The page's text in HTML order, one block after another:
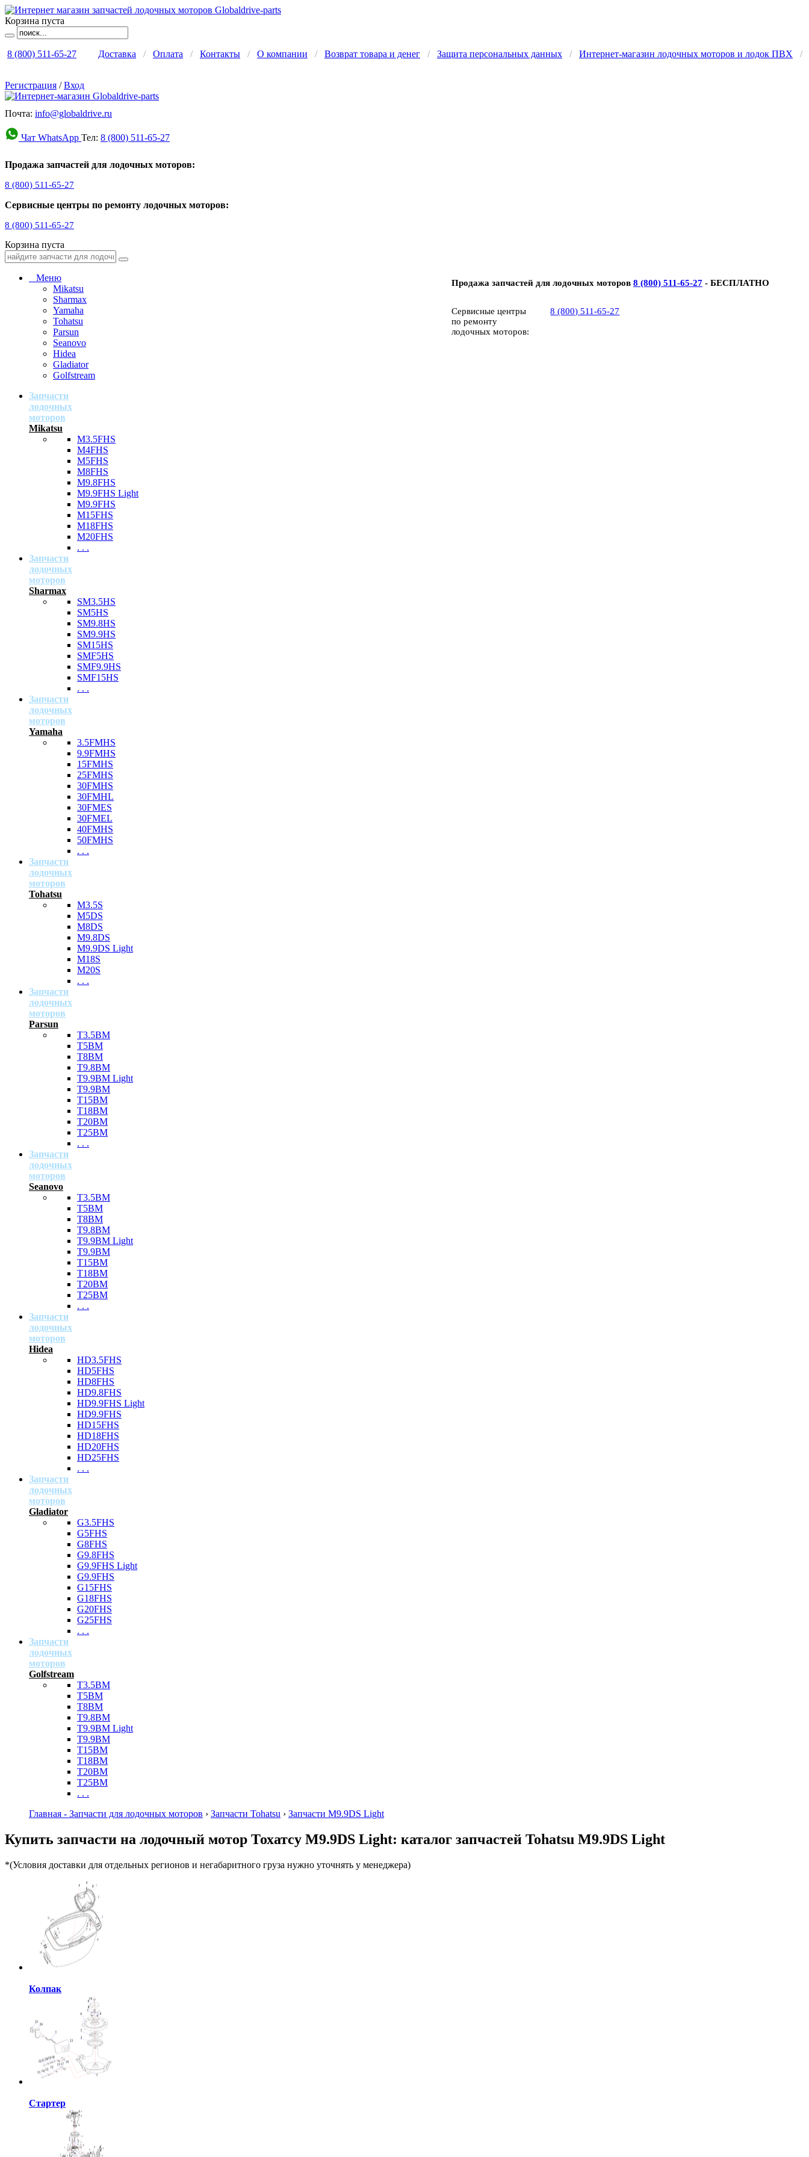
Корзина пуста
8 (800) 511-65-27 Доставка / Оплата / Контакты / О компании / Возврат товара и денег / Защита персональных данных / Интернет-магазин лодочных моторов и лодок ПВХ /
Регистрация /Вход
Почта: info@globaldrive.ru
Чат WhatsApp Тел: 8 (800) 511-65-27
Продажа запчастей для лодочных моторов:
8 (800) 511-65-27
Сервисные центры по ремонту лодочных моторов:
8 (800) 511-65-27
Корзина пуста
Продажа запчастей для лодочных моторов 8 (800) 511-65-27 - БЕСПЛАТНО
Сервисные центры
по ремонту
лодочных моторов:
8 (800) 511-65-27
Меню
Mikatsu
Sharmax
Yamaha
Tohatsu
Parsun
Seanovo
Hidea
Gladiator
Golfstream
Запчасти
лодочных
моторов
Mikatsu
M3.5FHS
M4FHS
M5FHS
M8FHS
M9.8FHS
M9.9FHS Light
M9.9FHS
M15FHS
M18FHS
M20FHS
. . .
Запчасти
лодочных
моторов
Sharmax
SM3.5HS
SM5HS
SM9.8HS
SM9.9HS
SM15HS
SMF5HS
SMF9.9HS
SMF15HS
. . .
Запчасти
лодочных
моторов
Yamaha
3.5FMHS
9.9FMHS
15FMHS
25FMHS
30FMHS
30FMHL
30FMES
30FMEL
40FMHS
50FMHS
. . .
Запчасти
лодочных
моторов
Tohatsu
M3.5S
M5DS
M8DS
M9.8DS
M9.9DS Light
M18S
M20S
. . .
Запчасти
лодочных
моторов
Parsun
T3.5BM
T5BM
T8BM
T9.8BM
T9.9BM Light
T9.9BM
T15BM
T18BM
T20BM
T25BM
. . .
Запчасти
лодочных
моторов
Seanovo
T3.5BM
T5BM
T8BM
T9.8BM
T9.9BM Light
T9.9BM
T15BM
T18BM
T20BM
T25BM
. . .
Запчасти
лодочных
моторов
Hidea
HD3.5FHS
HD5FHS
HD8FHS
HD9.8FHS
HD9.9FHS Light
HD9.9FHS
HD15FHS
HD18FHS
HD20FHS
HD25FHS
. . .
Запчасти
лодочных
моторов
Gladiator
G3.5FHS
G5FHS
G8FHS
G9.8FHS
G9.9FHS Light
G9.9FHS
G15FHS
G18FHS
G20FHS
G25FHS
. . .
Запчасти
лодочных
моторов
Golfstream
T3.5BM
T5BM
T8BM
T9.8BM
T9.9BM Light
T9.9BM
T15BM
T18BM
T20BM
T25BM
. . .
Главная - Запчасти для лодочных моторов › Запчасти Tohatsu › Запчасти M9.9DS Light
Купить запчасти на лодочный мотор Тохатсу M9.9DS Light: каталог запчастей Tohatsu M9.9DS Light
*(Условия доставки для отдельных регионов и негабаритного груза нужно уточнять у менеджера)
Колпак
Стартер